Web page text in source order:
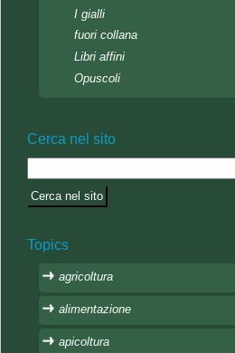
I gialli
fuori collana
Libri affini
Opuscoli
Cerca nel sito
Topics
agricoltura
alimentazione
apicoltura